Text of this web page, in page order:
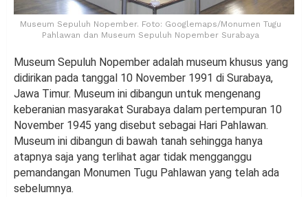
Museum Sepuluh Nopember. Foto: Googlemaps/Monumen Tugu
Pahlawan dan Museum Sepuluh Nopember Surabaya
Museum Sepuluh Nopember adalah museum khusus yang
didirikan pada tanggal 10 November 1991 di Surabaya,
Jawa Timur. Museum ini dibangun untuk mengenang
keberanian masyarakat Surabaya dalam pertempuran 10
November 1945 yang disebut sebagai Hari Pahlawan.
Museum ini dibangun di bawah tanah sehingga hanya
atapnya saja yang terlihat agar tidak mengganggu
pemandangan Monumen Tugu Pahlawan yang telah ada
sebelumnya.